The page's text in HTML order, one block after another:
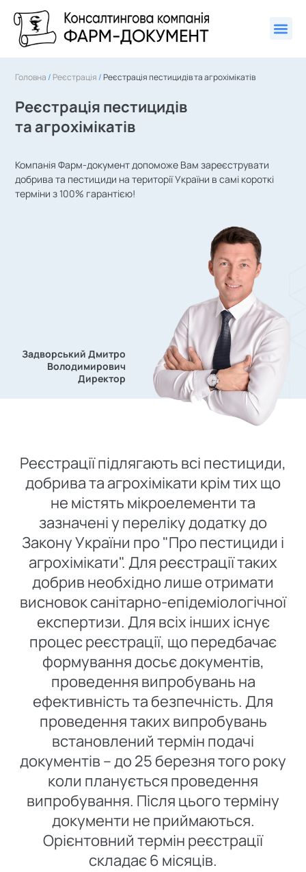
Головна/ Реєстрація/Реєстрація пестицидів та агрохімікатів
Реєстрація пестицидів
та агрохімікатів
Компанія Фарм-документ допоможе Вам зареєструвати
добрива та пестициди на території України в самі короткі
терміни з 100% гарантією!
Задворський Дмитро
Володимирович
Директор
Реєстрації підлягають всі пестициди,
добрива та агрохімікати крім тих що
не містять мікроелементи та
зазначені у переліку додатку до
Закону України про "Про пестициди і
агрохімікати". Для реєстрації таких
добрив необхідно лише отримати
висновок санітарно-епідеміологічної
експертизи. Для всіх інших існує
процес реєстрації, що передбачає
формування досьє документів,
проведення випробувань на
ефективність та безпечність. Для
проведення таких випробувань
встановлений термін подачі
документів – до 25 березня того року
коли планується проведення
випробування. Після цього терміну
документи не приймаються.
Орієнтовний термін реєстрації
складає 6 місяців.